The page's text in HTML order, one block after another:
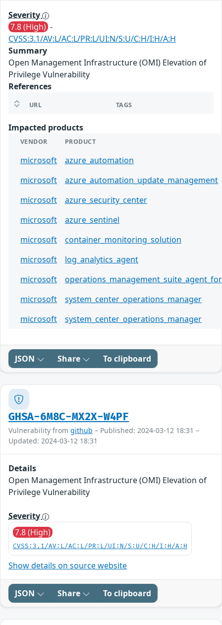
Severity
7.8 (High) -
CVSS:3.1/AV:L/AC:L/PR:L/UI:N/S:U/C:H/I:H/A:H
Summary
Open Management Infrastructure (OMI) Elevation of
Privilege Vulnerability
References
URL TAGS
Impacted products
VENDOR PRODUCT
microsoft
azure_automation
microsoft
azure_automation_update_management
microsoft
azure_security_center
microsoft
azure_sentinel
microsoft
container_monitoring_solution
microsoft
log_analytics_agent
microsoft
microsoft
system_center_operations_manager
microsoft
system_center_operations_manager
JSON Share To clipboard
GHSA-6M8C-MX2X-W4PF
Vulnerability from github – Published: 2024-03-12 18:31 –
Updated: 2024-03-12 18:31
Details
Open Management Infrastructure (OMI) Elevation of
Privilege Vulnerability
Severity
7.8 (High)
CVSS:3.1/AV:L/AC:L/PR:L/UI:N/S:U/C:H/I:H/A:H
Show details on source website
JSON Share To clipboard